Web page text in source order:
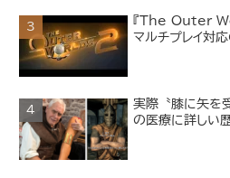
『The Outer
マルチプレイ対
実際〝膝に矢を
の医療に詳しい